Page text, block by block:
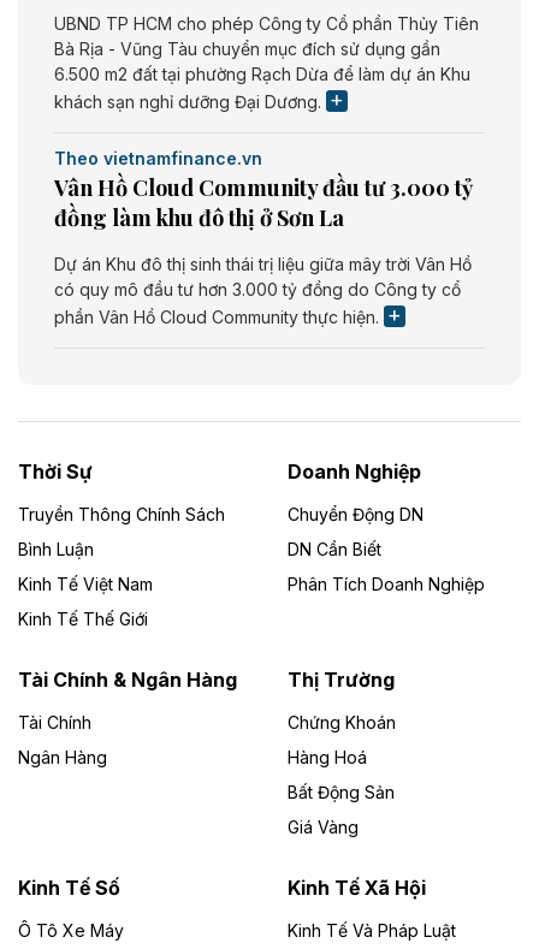
UBND TP HCM cho phép Công ty Cổ phần Thủy Tiên
Bà Rịa - Vũng Tàu chuyển mục đích sử dụng gần
6.500 m2 đất tại phường Rạch Dừa để làm dự án Khu
khách sạn nghỉ dưỡng Đại Dương.
Theo vietnamfinance.vn
Vân Hồ Cloud Community đầu tư 3.000 tỷ
đồng làm khu đô thị ở Sơn La
Dự án Khu đô thị sinh thái trị liệu giữa mây trời Vân Hồ
có quy mô đầu tư hơn 3.000 tỷ đồng do Công ty cổ
phần Vân Hồ Cloud Community thực hiện.
Dự án Nhà máy xử lý rác và phát điện Bắc Giang do
Công ty TNHH Năng lượng môi trường Bắc Giang làm
Theo vietnamfinance.vn
Đức Long Gia Lai mở rộng ‘hệ sinh thái’
Lai
Bốn doanh nghiệp có sự góp vốn của Công ty Cổ
phần Tập đoàn Đức Long Gia Lai (HoSE: DLG) được
Gia Lai với tổng vốn hơn 4.750 tỷ đồng.
Đồng Nai cho thuê gần 59 ha đất làm khu
công nghiệp ở Long Thành
Thời Sự
Truyền Thông Chính Sách
Bình Luận
Kinh Tế Việt Nam
Kinh Tế Thế Giới
Doanh Nghiệp
Chuyển Động DN
DN Cần Biết
Phân Tích Doanh Nghiệp
Tài Chính & Ngân Hàng
Tài Chính
Ngân Hàng
Thị Trường
Chứng Khoán
Hàng Hoá
Bất Động Sản
Giá Vàng
Kinh Tế Số
Ô Tô Xe Máy
Kinh Tế Xã Hội
Kinh Tế Và Pháp Luật